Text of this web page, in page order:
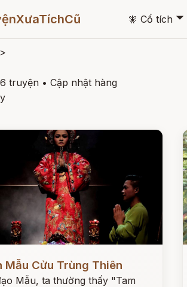
🧚 Cổ tích 🞃
>
truyện • Cập nhật hàng
Mẫu Cửu Trùng Thiên
Mẫu, ta thường thấy "Tam